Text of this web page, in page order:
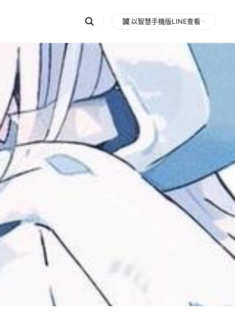
Search
OpenChats
messages
search
area
以智慧手機版LINE查看